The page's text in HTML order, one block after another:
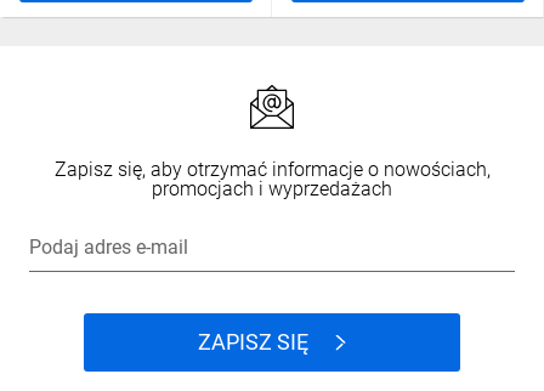
Zapisz się, aby otrzymać informacje o nowościach,
promocjach i wyprzedażach
Podaj adres e-mail
ZAPISZ SIĘ